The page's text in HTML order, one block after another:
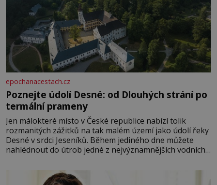
epochanacestach.cz
Poznejte údolí Desné: od Dlouhých strání po
termální prameny
Jen málokteré místo v České republice nabízí tolik
rozmanitých zážitků na tak malém území jako údolí řeky
Desné v srdci Jeseníků. Během jediného dne můžete
nahlédnout do útrob jedné z nejvýznamnějších vodních
se na koloběžce a den zakončit poznáváním památek ve
Velkých Losinách nebo v termálním